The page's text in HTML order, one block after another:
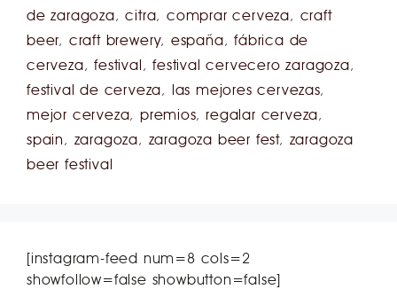
de zaragoza,citra,comprar cerveza, craft
beer, craft brewery, españa,fábrica de
cerveza,festival,festival cervecero zaragoza,
festival de cerveza, las mejores cervezas,
mejor cerveza,premios,regalar cerveza,
spain, zaragoza, zaragoza beer fest, zaragoza
beer festival
[instagram-feed num=8 cols=2
showfollow=false showbutton=false]